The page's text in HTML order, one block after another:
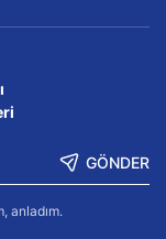
GÖNDER
anladım.